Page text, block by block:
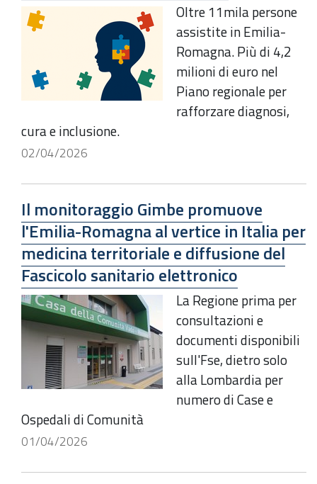
Oltre 11mila persone
assistite in Emilia-
Romagna. Più di 4,2
milioni di euro nel
Piano regionale per
rafforzare diagnosi,
cura e inclusione.
02/04/2026
Il monitoraggio Gimbe promuove
l'Emilia-Romagna al vertice in Italia per
medicina territoriale e diffusione del
Fascicolo sanitario elettronico
La Regione prima per
consultazioni e
documenti disponibili
sull'Fse, dietro solo
alla Lombardia per
numero di Case e
Ospedali di Comunità
01/04/2026